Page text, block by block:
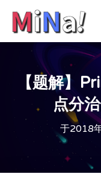
【题解】
点分
于2018